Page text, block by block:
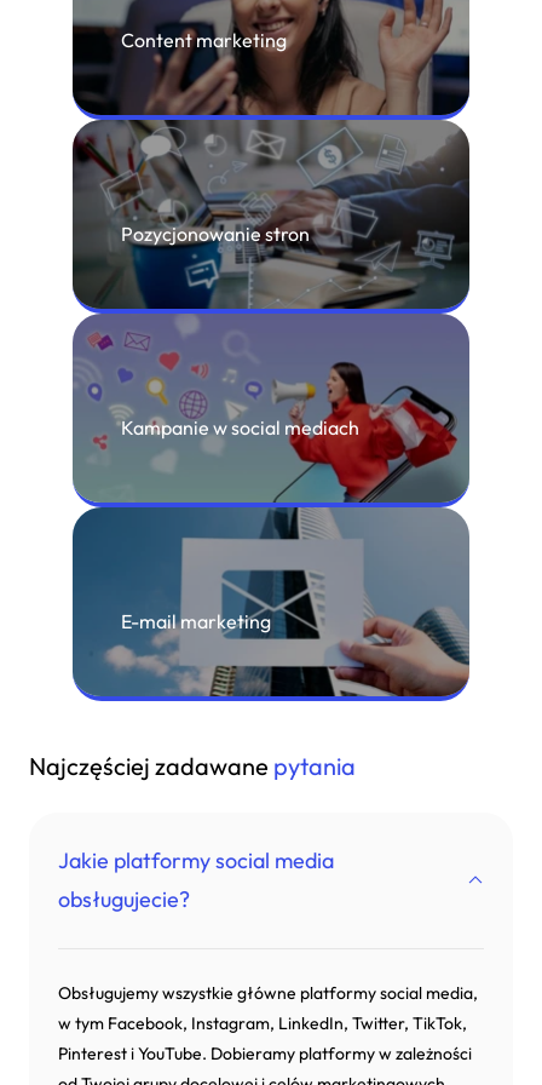
Content marketing
Pozycjonowanie stron
Kampanie w social mediach
E-mail marketing
Najczęściej zadawane pytania
Jakie platformy social media
obsługujecie?
Obsługujemy wszystkie główne platformy social media,
w tym Facebook, Instagram, LinkedIn, Twitter, TikTok,
Pinterest i YouTube. Dobieramy platformy w zależności